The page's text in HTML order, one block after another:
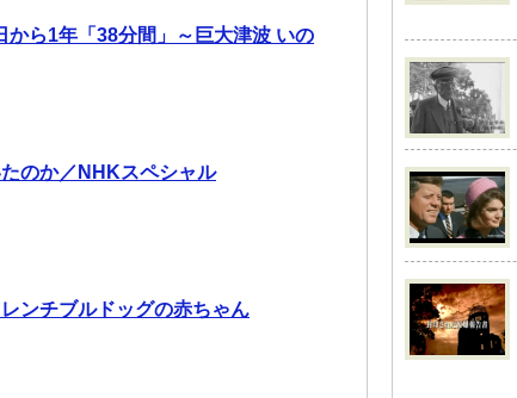
ら1年「38分間」～巨大津波 いの
のか／NHKスペシャル
ンチブルドッグの赤ちゃん